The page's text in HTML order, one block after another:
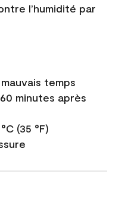
l’humidité par
temps
minutes après
(35 °F)